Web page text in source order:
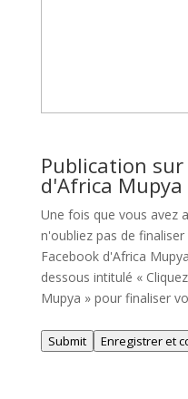
Publication sur
d'Africa Mupya
Une fois que vous avez
n'oubliez pas de
Facebook d'Africa
dessous intitulé «
Mupya » pour finaliser
Submit Enregistrer et